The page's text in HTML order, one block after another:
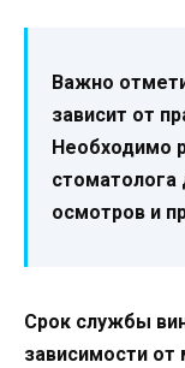
Важно
зависит от
Необходимо
стоматолога
осмотров и
Срок службы
зависимости от